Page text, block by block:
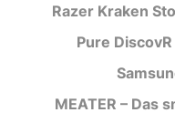
Razer Kraken
Pure
MEATER – Das